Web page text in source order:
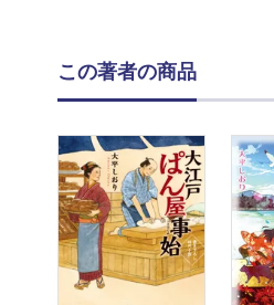
この著者の商品